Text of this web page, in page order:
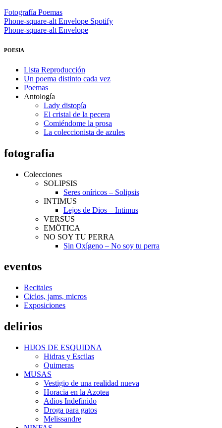
Fotografía Poemas
Phone-square-alt Envelope Spotify
Phone-square-alt Envelope
POESIA
Lista Reproducción
Un poema distinto cada vez
Poemas
Antología
Lady distopía
El cristal de la pecera
Comiéndome la prosa
La coleccionista de azules
fotografia
Colecciones
SOLIPSIS
Seres oníricos – Solipsis
INTIMUS
Lejos de Dios – Intimus
VERSUS
EMÖTICA
NO SOY TU PERRA
Sin Oxígeno – No soy tu perra
eventos
Recitales
Ciclos, jams, micros
Exposiciones
delirios
HIJOS DE ESQUIDNA
Hidras y Escilas
Quimeras
MUSAS
Vestigio de una realidad nueva
Horacia en la Azotea
Adios Indefinido
Droga para gatos
Melissandre